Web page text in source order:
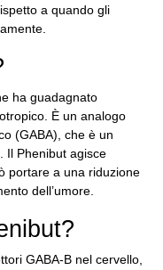
a quando gli
ha guadagnato
È un analogo
(GABA), che è un
Il Phenibut agisce
portare a una riduzione
dell’umore.
GABA-B nel cervello,